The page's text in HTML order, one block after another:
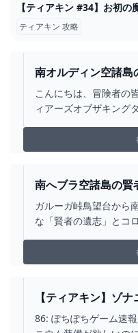
【ティアキン #34】お初
ティアキン 攻略
南オルディン空諸島
こんにちは、冒険者の
ィアーズオブザキング
上空へ向かい、南オル
「賢者の遺志」と「古
南へブラ空諸島の賢
【ティアキン攻略】
ガルーガ峠鳥望台から
な「賢者の遺志」とコ
ません。それはティア
でもあります。一緒に
【ティアキン】ゾ
の意志ばかり出て
86: ぽちぽちゲーム速